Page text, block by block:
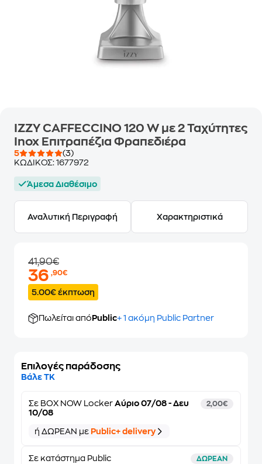
IZZY CAFFECCINO 120 W με 2 Ταχύτητες
Inox Επιτραπέζια Φραπεδιέρα
5
(3)
ΚΩΔΙΚΟΣ: 1677972
Άμεσα Διαθέσιμο
Αναλυτική Περιγραφή Χαρακτηριστικά
41,90€
36,90€
5.00€ έκπτωση
Πωλείται από Public+ 1 ακόμη Public Partner
Επιλογές παράδοσης
Βάλε ΤΚ
Σε BOX NOW Locker Αύριο 07/08 - Δευ
10/08
2,00€
ή ΔΩΡΕΑΝ με Public+ delivery
Σε κατάστημα Public ΔΩΡΕΑΝ